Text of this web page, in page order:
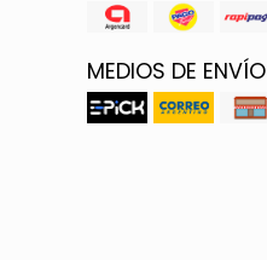
MEDIOS DE ENVÍO